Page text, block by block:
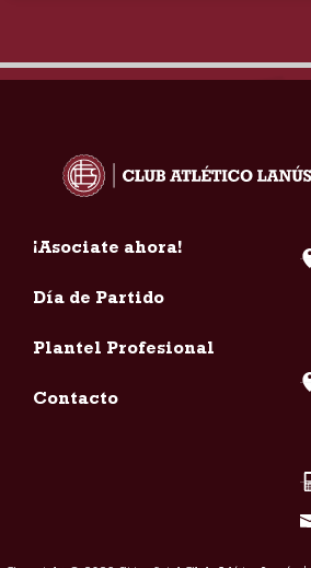
¡Asociate ahora!
Día de Partido
Plantel Profesional
Contacto